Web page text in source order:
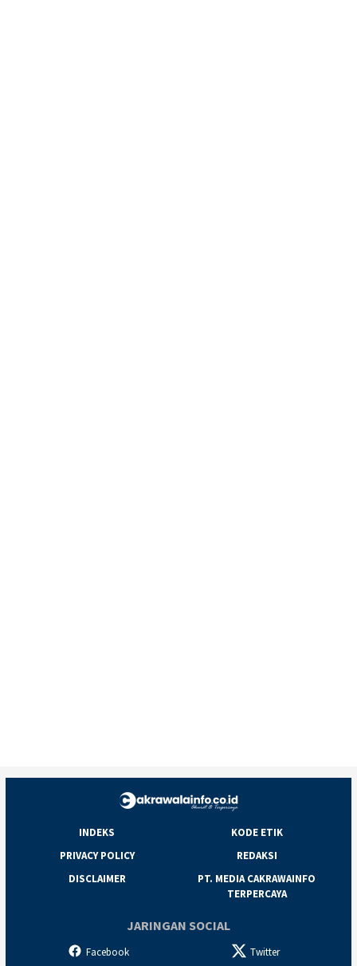
INDEKS
KODE ETIK
PRIVACY POLICY
REDAKSI
DISCLAIMER
PT. MEDIA CAKRAWAINFO
TERPERCAYA
JARINGAN SOCIAL
Facebook Twitter